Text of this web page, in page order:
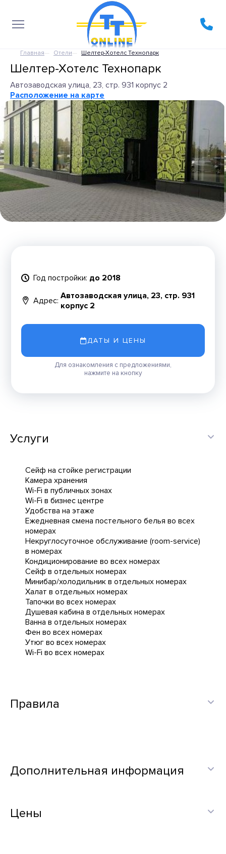
Главная Отели Шелтер-Хотелс Технопарк
Шелтер-Хотелс Технопарк
Автозаводская улица, 23, стр. 931 корпус 2
Расположение на карте
Год постройки: до 2018
Адрес: Автозаводская улица, 23, стр. 931
корпус 2
ДАТЫ И ЦЕНЫ
Для ознакомления с предложениями,
нажмите на кнопку
Услуги
Сейф на стойке регистрации
Камера хранения
Wi-Fi в публичных зонах
Wi-Fi в бизнес центре
Удобства на этаже
Ежедневная cмена постельного белья во всех
номерах
Некруглосуточное обслуживание (room-service)
в номерах
Кондиционирование во всех номерах
Сейф в отдельных номерах
Минибар/холодильник в отдельных номерах
Халат в отдельных номерах
Тапочки во всех номерах
Душевая кабина в отдельных номерах
Ванна в отдельных номерах
Фен во всех номерах
Утюг во всех номерах
Wi-Fi во всех номерах
Правила
Дополнительная информация
Цены